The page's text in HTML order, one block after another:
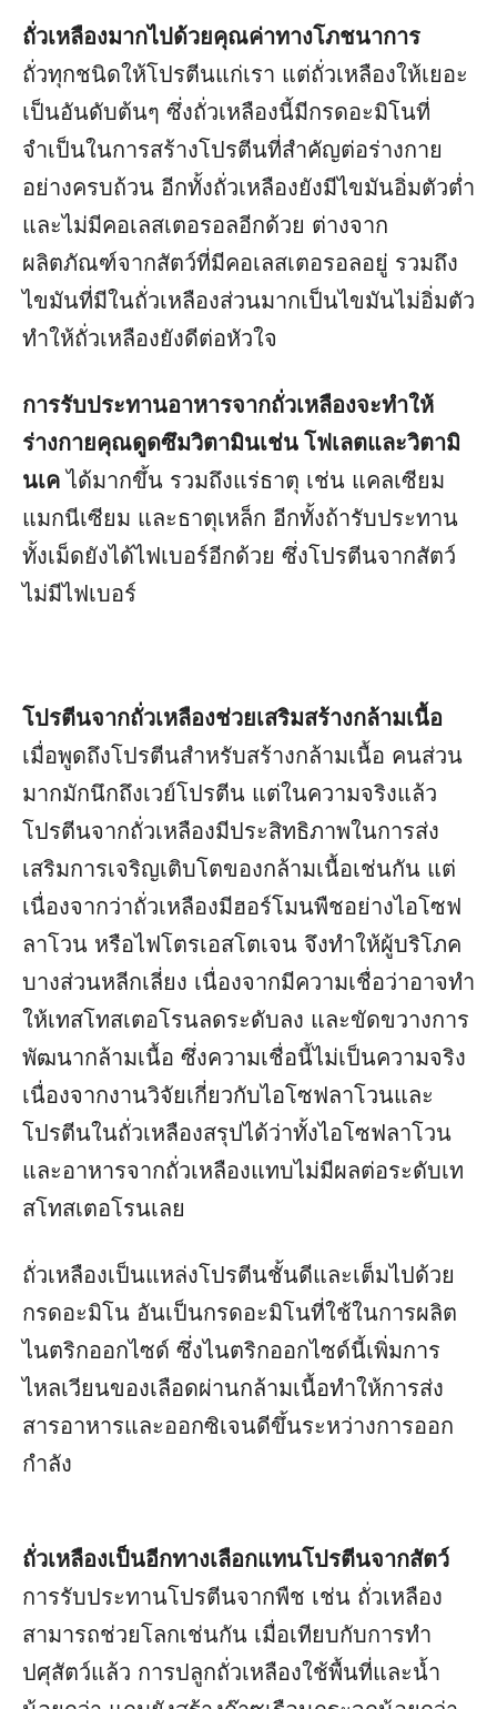
ถั่วเหลืองมากไปด้วยคุณค่าทางโภชนาการ
ถั่วทุกชนิดให้โปรตีนแก่เรา แต่ถั่วเหลืองให้เยอะ
เป็นอันดับต้นๆ ซึ่งถั่วเหลืองนี้มีกรดอะมิโนที่
จำเป็นในการสร้างโปรตีนที่สำคัญต่อร่างกาย
อย่างครบถ้วน อีกทั้งถั่วเหลืองยังมีไขมันอิ่มตัวต่ำ
และไม่มีคอเลสเตอรอลอีกด้วย ต่างจาก
ผลิตภัณฑ์จากสัตว์ที่มีคอเลสเตอรอลอยู่ รวมถึง
ไขมันที่มีในถั่วเหลืองส่วนมากเป็นไขมันไม่อิ่มตัว
ทำให้ถั่วเหลืองยังดีต่อหัวใจ
การรับประทานอาหารจากถั่วเหลืองจะทำให้
ร่างกายคุณดูดซึมวิตามินเช่น โฟเลตและวิตามิ
นเค ได้มากขึ้น รวมถึงแร่ธาตุ เช่น แคลเซียม
แมกนีเซียม และธาตุเหล็ก อีกทั้งถ้ารับประทาน
ทั้งเม็ดยังได้ไฟเบอร์อีกด้วย ซึ่งโปรตีนจากสัตว์
ไม่มีไฟเบอร์
โปรตีนจากถั่วเหลืองช่วยเสริมสร้างกล้ามเนื้อ
เมื่อพูดถึงโปรตีนสำหรับสร้างกล้ามเนื้อ คนส่วน
มากมักนึกถึงเวย์โปรตีน แต่ในความจริงแล้ว
โปรตีนจากถั่วเหลืองมีประสิทธิภาพในการส่ง
เสริมการเจริญเติบโตของกล้ามเนื้อเช่นกัน แต่
เนื่องจากว่าถั่วเหลืองมีฮอร์โมนพืชอย่างไอโซฟ
ลาโวน หรือไฟโตรเอสโตเจน จึงทำให้ผู้บริโภค
บางส่วนหลีกเลี่ยง เนื่องจากมีความเชื่อว่าอาจทำ
ให้เทสโทสเตอโรนลดระดับลง และขัดขวางการ
พัฒนากล้ามเนื้อ ซึ่งความเชื่อนี้ไม่เป็นความจริง
เนื่องจากงานวิจัยเกี่ยวกับไอโซฟลาโวนและ
โปรตีนในถั่วเหลืองสรุปได้ว่าทั้งไอโซฟลาโวน
และอาหารจากถั่วเหลืองแทบไม่มีผลต่อระดับเท
สโทสเตอโรนเลย
ถั่วเหลืองเป็นแหล่งโปรตีนชั้นดีและเต็มไปด้วย
กรดอะมิโน อันเป็นกรดอะมิโนที่ใช้ในการผลิต
ไนตริกออกไซด์ ซึ่งไนตริกออกไซด์นี้เพิ่มการ
ไหลเวียนของเลือดผ่านกล้ามเนื้อทำให้การส่ง
สารอาหารและออกซิเจนดีขึ้นระหว่างการออก
กำลัง
ถั่วเหลืองเป็นอีกทางเลือกแทนโปรตีนจากสัตว์
การรับประทานโปรตีนจากพืช เช่น ถั่วเหลือง
สามารถช่วยโลกเช่นกัน เมื่อเทียบกับการทำ
ปศุสัตว์แล้ว การปลูกถั่วเหลืองใช้พื้นที่และน้ำ